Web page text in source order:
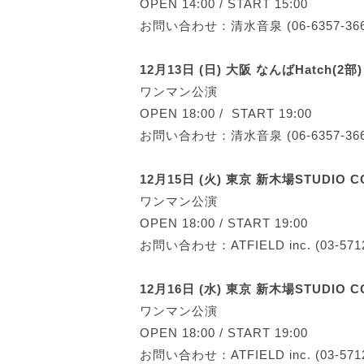
OPEN 14:00 / START 15:00
お問い合わせ：清水音泉 (06-6357-
12月13日 (日) 大阪 なんばHatch(2部)
ワンマン公演
OPEN 18:00 / START 19:00
お問い合わせ：清水音泉 (06-6357-
12月15日 (火) 東京 新木場STUDIO
ワンマン公演
OPEN 18:00 / START 19:00
お問い合わせ：ATFIELD inc. (03-
12月16日 (水) 東京 新木場STUDIO
ワンマン公演
OPEN 18:00 / START 19:00
お問い合わせ：ATFIELD inc. (03-